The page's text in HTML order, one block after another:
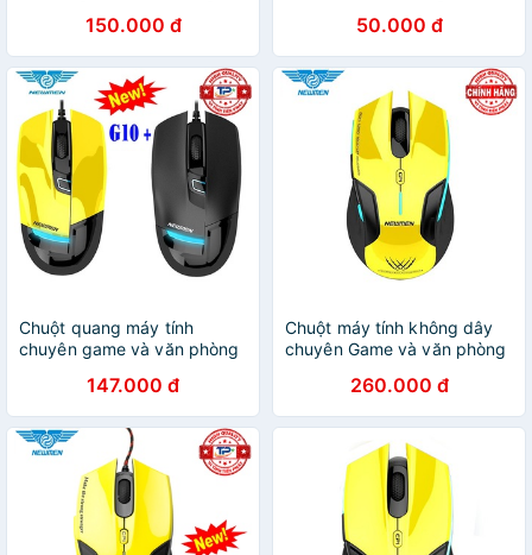
150.000 đ 50.000 đ
Chuột quang máy tính
chuyên game và văn phòng
mới nhất (Vàng và Đen)
147.000 đ
Chuột máy tính không dây
chuyên Game và văn phòng
mẫu mới nhất từ hãng
260.000 đ